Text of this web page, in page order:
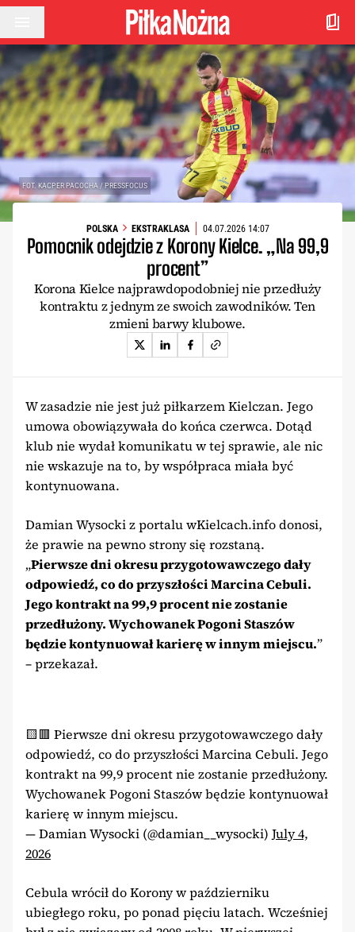
Przejdź do treści
FOT. KACPER PACOCHA / PRESSFOCUS
POLSKA EKSTRAKLASA 04.07.2026 14:07
Pomocnik odejdzie z Korony Kielce. „Na 99,9
procent”
Korona Kielce najprawdopodobniej nie przedłuży
kontraktu z jednym ze swoich zawodników. Ten
zmieni barwy klubowe.
W zasadzie nie jest już piłkarzem Kielczan. Jego
umowa obowiązywała do końca czerwca. Dotąd
klub nie wydał komunikatu w tej sprawie, ale nic
nie wskazuje na to, by współpraca miała być
kontynuowana.
Damian Wysocki z portalu wKielcach.info donosi,
że prawie na pewno strony się rozstaną.
„Pierwsze dni okresu przygotowawczego dały
odpowiedź, co do przyszłości Marcina Cebuli.
Jego kontrakt na 99,9 procent nie zostanie
przedłużony. Wychowanek Pogoni Staszów
będzie kontynuował karierę w innym miejscu.”
– przekazał.
🟨🟥 Pierwsze dni okresu przygotowawczego dały
odpowiedź, co do przyszłości Marcina Cebuli. Jego
kontrakt na 99,9 procent nie zostanie przedłużony.
Wychowanek Pogoni Staszów będzie kontynuował
karierę w innym miejscu.
— Damian Wysocki (@damian__wysocki) July 4,
2026
Cebula wrócił do Korony w październiku
ubiegłego roku, po ponad pięciu latach. Wcześniej